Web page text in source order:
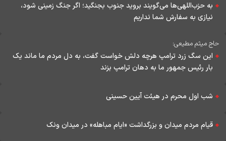
به حزب‌اللهی‌ها می‌گویند بروید جنوب بجنگید؛ اگر جنگ زمینی شود،
نیازی به سفارش شما نداریم
حاج میثم مطیعی:
این سگ زرد ترامپ هرچه دلش خواست گفت، به دل مردم ما ماند یک
بار رئیس جمهور ما به دهان ترامپ بزند
شب اول محرم در هیئت آیین حسینی
قیام مردم میدان و بزرگداشت «ایام مباهله» در میدان ونک